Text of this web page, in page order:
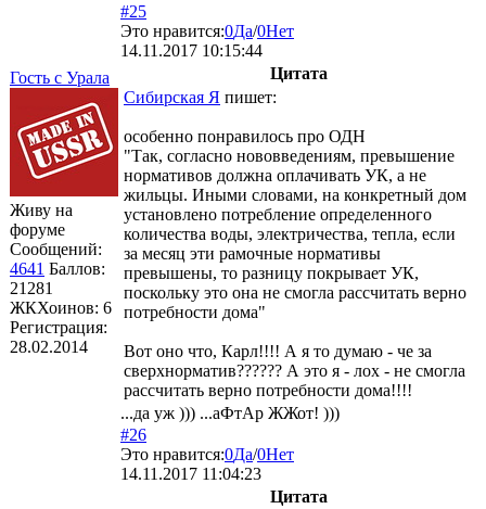
Гость с Урала
Живу на
форуме
Сообщений:
4641 Баллов:
21281
ЖКХоинов: 6
Регистрация:
28.02.2014
#25
Это нравится:0Да/0Нет
14.11.2017 10:15:44
Цитата
Сибирская Я пишет:
особенно понравилось про ОДН
"Так, согласно нововведениям, превышение
нормативов должна оплачивать УК, а не
жильцы. Иными словами, на конкретный дом
установлено потребление определенного
количества воды, электричества, тепла, если
за месяц эти рамочные нормативы
превышены, то разницу покрывает УК,
поскольку это она не смогла рассчитать верно
потребности дома"
Вот оно что, Карл!!!! А я то думаю - че за
сверхнорматив?????? А это я - лох - не смогла
рассчитать верно потребности дома!!!!
...да уж ))) ...аФтАр ЖЖот! )))
#26
Это нравится:0Да/0Нет
14.11.2017 11:04:23
Цитата